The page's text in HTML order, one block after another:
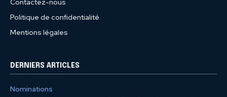
Politique de confidentialité
Mentions légales
DERNIERS ARTICLES
Nominations